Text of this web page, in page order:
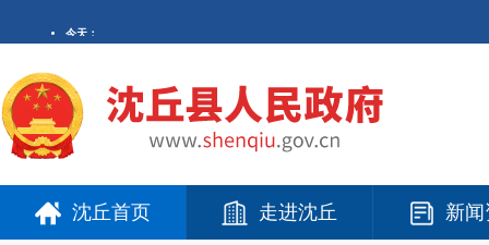
沈丘首页 走进沈丘 新